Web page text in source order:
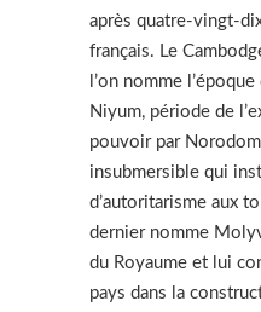
après quatre-vingt-
français. Le
l’on nomme
Niyum, période de
pouvoir par
insubmersible qui
d’autoritarisme aux
dernier nomme
du Royaume et lui
pays dans la